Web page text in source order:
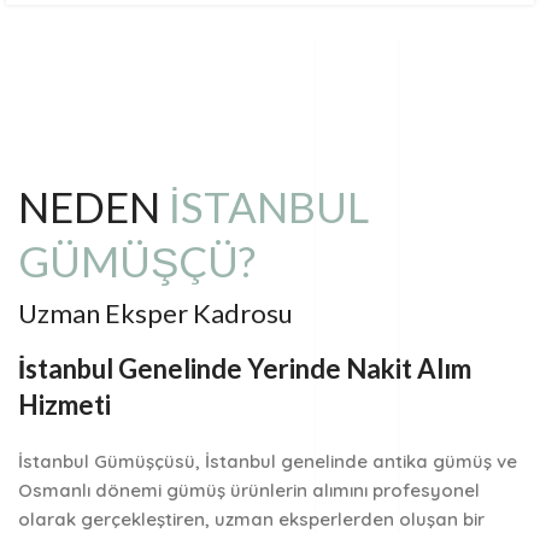
NEDEN İSTANBUL
GÜMÜŞÇÜ?
Uzman Eksper Kadrosu
İstanbul Genelinde Yerinde Nakit Alım
Hizmeti
İstanbul Gümüşçüsü, İstanbul genelinde antika gümüş ve
Osmanlı dönemi gümüş ürünlerin alımını profesyonel
olarak gerçekleştiren, uzman eksperlerden oluşan bir